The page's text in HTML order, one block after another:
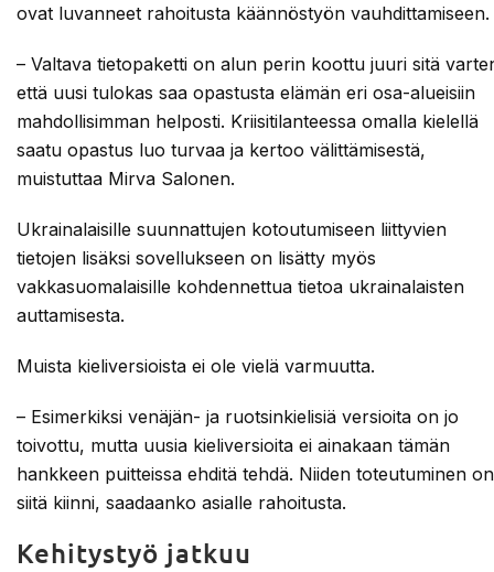
ovat luvanneet rahoitusta käännöstyön vauhdittamiseen.
– Valtava tietopaketti on alun perin koottu juuri sitä
että uusi tulokas saa opastusta elämän eri osa-alueisiin
mahdollisimman helposti. Kriisitilanteessa omalla kielellä
saatu opastus luo turvaa ja kertoo välittämisestä,
muistuttaa Mirva Salonen.
Ukrainalaisille suunnattujen kotoutumiseen liittyvien
tietojen lisäksi sovellukseen on lisätty myös
vakkasuomalaisille kohdennettua tietoa ukrainalaisten
auttamisesta.
Muista kieliversioista ei ole vielä varmuutta.
– Esimerkiksi venäjän- ja ruotsinkielisiä versioita on jo
toivottu, mutta uusia kieliversioita ei ainakaan tämän
hankkeen puitteissa ehditä tehdä. Niiden toteutuminen on
siitä kiinni, saadaanko asialle rahoitusta.
Kehitystyö jatkuu